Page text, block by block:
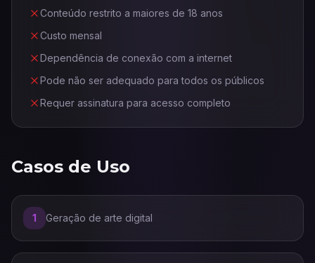
Conteúdo restrito a maiores de 18 anos
Custo mensal
Dependência de conexão com a internet
Pode não ser adequado para todos os públicos
Requer assinatura para acesso completo
Casos de Uso
1 Geração de arte digital